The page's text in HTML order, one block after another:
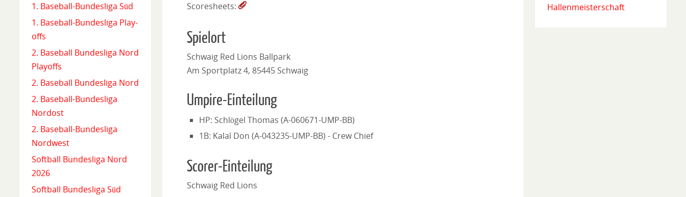
Scoresheets:
Spielort
Schwaig Red Lions Ballpark
Am Sportplatz 4, 85445 Schwaig
Umpire-Einteilung
HP: Schlögel Thomas (A-060671-UMP-BB)
1B: Kalal Don (A-043235-UMP-BB) - Crew Chief
Scorer-Einteilung
Schwaig Red Lions
1. Baseball-Bundesliga Süd
1. Baseball-Bundesliga Play-
offs
2. Baseball Bundesliga Nord
Playoffs
2. Baseball Bundesliga Nord
2. Baseball-Bundesliga
Nordost
2. Baseball-Bundesliga
Nordwest
Softball Bundesliga Nord
2026
Softball Bundesliga Süd
Hallenmeisterschaft